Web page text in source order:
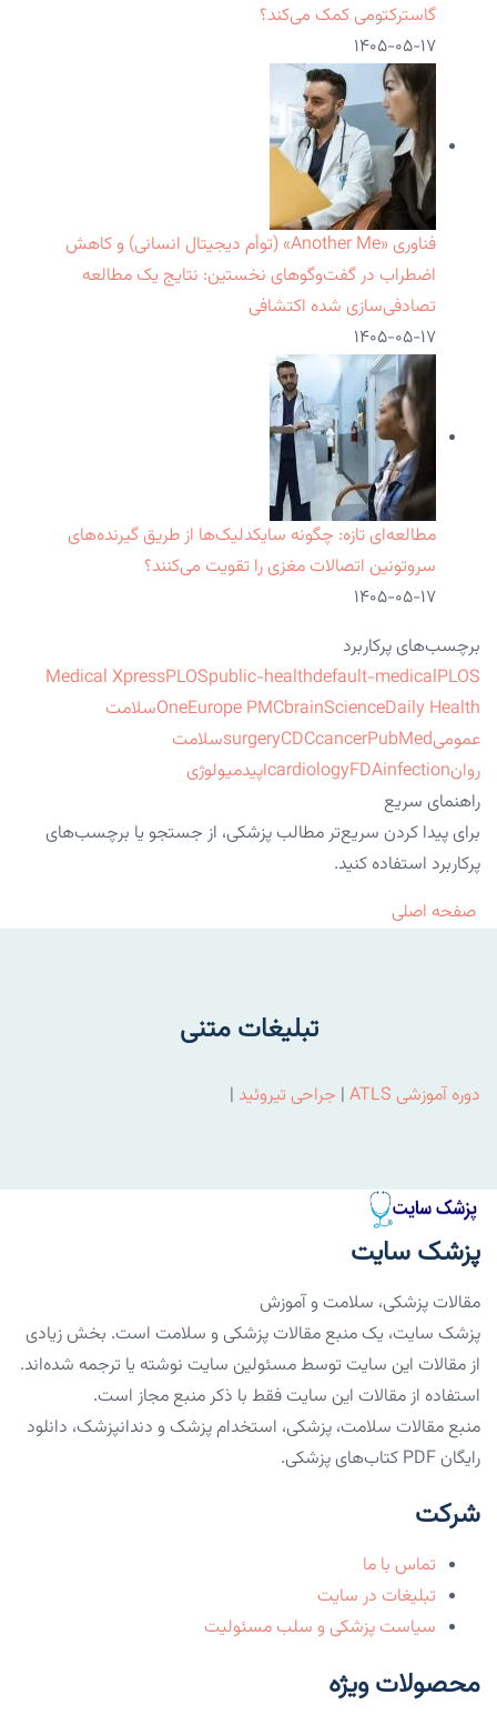
گاسترکتومی کمک می‌کند؟
۱۴۰۵-۰۵-۱۷
فناوری «Another Me» (توأم دیجیتال انسانی) و کاهش
اضطراب در گفت‌وگوهای نخستین: نتایج یک مطالعه
تصادفی‌سازی شده اکتشافی
۱۴۰۵-۰۵-۱۷
مطالعه‌ای تازه: چگونه سایکدلیک‌ها از طریق گیرنده‌های
سروتونین اتصالات مغزی را تقویت می‌کنند؟
۱۴۰۵-۰۵-۱۷
برچسب‌های پرکاربرد
Medical XpressPLOSpublic-healthdefault-medicalPLOS
OneEurope PMCbrainScienceDaily Health
سلامت
عمومی
surgeryCDCcancerPubMed
سلامت
روان
cardiologyFDAinfection
اپیدمیولوژی
راهنمای سریع
برای پیدا کردن سریع‌تر مطالب پزشکی، از جستجو یا برچسب‌های
پرکاربرد استفاده کنید.
صفحه اصلی
تبلیغات متنی
دوره آموزشی ATLS | جراحی تیروئید |
پزشک سایت
مقالات پزشکی، سلامت و آموزش
پزشک سایت، یک منبع مقالات پزشکی و سلامت است. بخش زیادی
از مقالات این سایت توسط مسئولین سایت نوشته یا ترجمه شده‌اند.
استفاده از مقالات این سایت فقط با ذکر منبع مجاز است.
منبع مقالات سلامت، پزشکی، استخدام پزشک و دندانپزشک، دانلود
رایگان PDF کتاب‌های پزشکی.
شرکت
تماس با ما
تبلیغات در سایت
سیاست پزشکی و سلب مسئولیت
محصولات ویژه